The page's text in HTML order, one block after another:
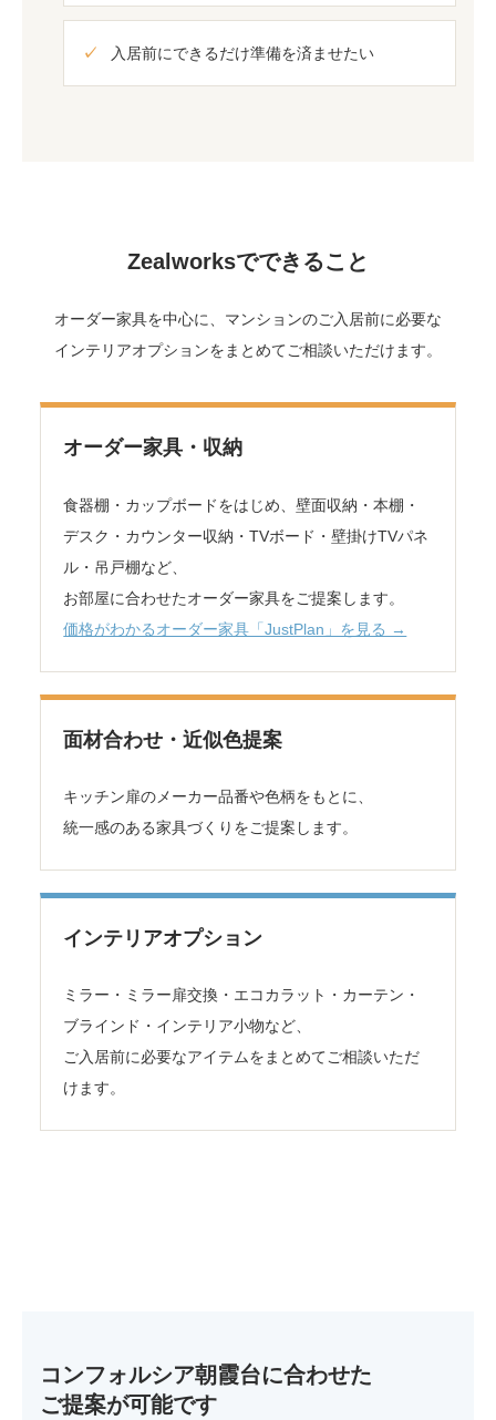
入居前にできるだけ準備を済ませたい
Zealworksでできること
オーダー家具を中心に、マンションのご入居前に必要な
インテリアオプションをまとめてご相談いただけます。
オーダー家具・収納
食器棚・カップボードをはじめ、壁面収納・本棚・
デスク・カウンター収納・TVボード・壁掛けTVパネ
ル・吊戸棚など、
お部屋に合わせたオーダー家具をご提案します。
価格がわかるオーダー家具「JustPlan」を見る →
面材合わせ・近似色提案
キッチン扉のメーカー品番や色柄をもとに、
統一感のある家具づくりをご提案します。
インテリアオプション
ミラー・ミラー扉交換・エコカラット・カーテン・
ブラインド・インテリア小物など、
ご入居前に必要なアイテムをまとめてご相談いただ
けます。
コンフォルシア朝霞台に合わせた
ご提案が可能です